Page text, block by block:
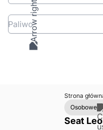
Paliwo
Strona
Osobowe
Seat